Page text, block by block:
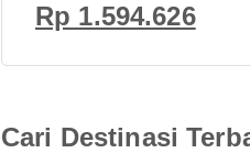
Rp 1.594.626
Cari Destinasi